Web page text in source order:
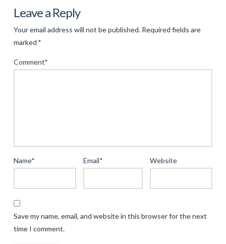
Innovative
Wasseraufbereitung
für
maritimen
im
Fokus
Leave a Reply
Your email address will not be published. Required fields are
marked *
Comment*
Name* Email* Website
Save my name, email, and website in this browser for the next
time I comment.